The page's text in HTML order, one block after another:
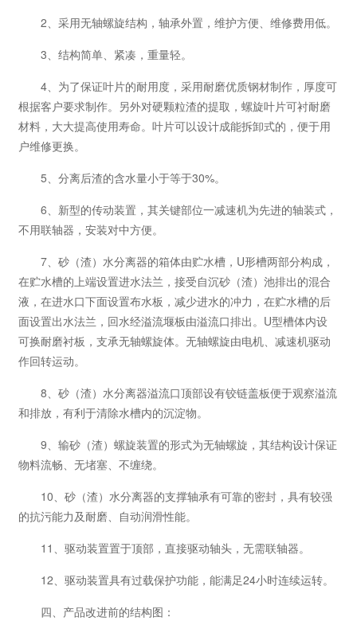
2、采用无轴螺旋结构，轴承外置，维护方便、维修费用低。
3、结构简单、紧凑，重量轻。
4、为了保证叶片的耐用度，采用耐磨优质钢材制作，厚度可
根据客户要求制作。另外对硬颗粒渣的提取，螺旋叶片可衬耐磨
材料，大大提高使用寿命。叶片可以设计成能拆卸式的，便于用
户维修更换。
5、分离后渣的含水量小于等于30%。
6、新型的传动装置，其关键部位一减速机为先进的轴装式，
不用联轴器，安装对中方便。
7、砂（渣）水分离器的箱体由贮水槽，U形槽两部分构成，
在贮水槽的上端设置进水法兰，接受自沉砂（渣）池排出的混合
液，在进水口下面设置布水板，减少进水的冲力，在贮水槽的后
面设置出水法兰，回水经溢流堰板由溢流口排出。U型槽体内设
可换耐磨衬板，支承无轴螺旋体。无轴螺旋由电机、减速机驱动
作回转运动。
8、砂（渣）水分离器溢流口顶部设有铰链盖板便于观察溢流
和排放，有利于清除水槽内的沉淀物。
9、输砂（渣）螺旋装置的形式为无轴螺旋，其结构设计保证
物料流畅、无堵塞、不缠绕。
10、砂（渣）水分离器的支撑轴承有可靠的密封，具有较强
的抗污能力及耐磨、自动润滑性能。
11、驱动装置置于顶部，直接驱动轴头，无需联轴器。
12、驱动装置具有过载保护功能，能满足24小时连续运转。
四、产品改进前的结构图：